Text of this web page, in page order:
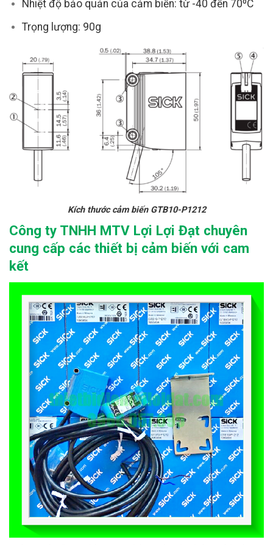
Nhiệt độ bảo quản của cảm biến: từ -40 đến 70ºC
Trọng lượng: 90g
Kích thước cảm biến GTB10-P1212
Công ty TNHH MTV Lợi Lợi Đạt chuyên
cung cấp các thiết bị cảm biến với cam
kết